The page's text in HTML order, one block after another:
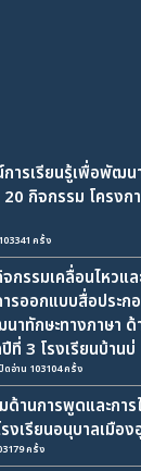
ารเรียนรู้เพื่อพัฒน
กิจกรรม โครงก
ครั้ง
กรรมเคลื่อนไหวแ
รออกแบบสื่อประก
าทักษะทางภาษา
ที่ 3 โรงเรียนบ้านบ่
อ่าน 103104 ครั้ง
านการพูดและการ
งเรียนอนุบาลเมือง
ครั้ง